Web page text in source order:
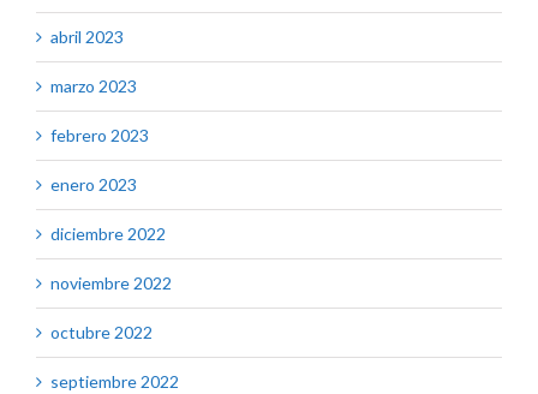
abril 2023
marzo 2023
febrero 2023
enero 2023
diciembre 2022
noviembre 2022
octubre 2022
septiembre 2022